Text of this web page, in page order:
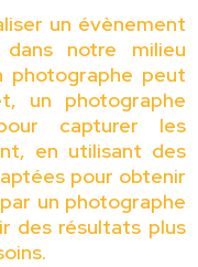
un évènement
notre milieu
photographe peut
un photographe
capturer les
en utilisant des
pour obtenir
un photographe
des résultats plus